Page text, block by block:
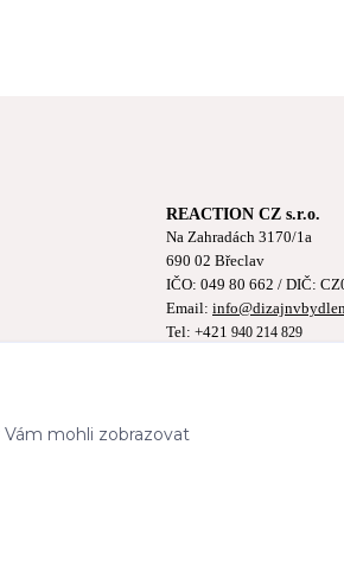
REACTION CZ s.r.o.
Na Zahradách 3170/1a
690 02 Břeclav
IČO: 049 80 662 / DIČ:
Email:
Tel: +421 940 214 829
mohli zobrazovat